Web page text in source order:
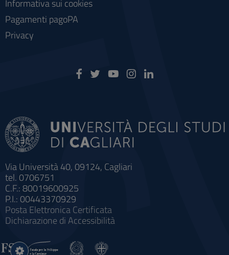
Via Università 40, 09124, Cagliari
tel. 0706751
C.F.: 80019600925
P.I.: 00443370929
Posta Elettronica Certificata
Dichiarazione di Accessibilità
Informativa sui cookies
Pagamenti pagoPA
Privacy
Impostazioni